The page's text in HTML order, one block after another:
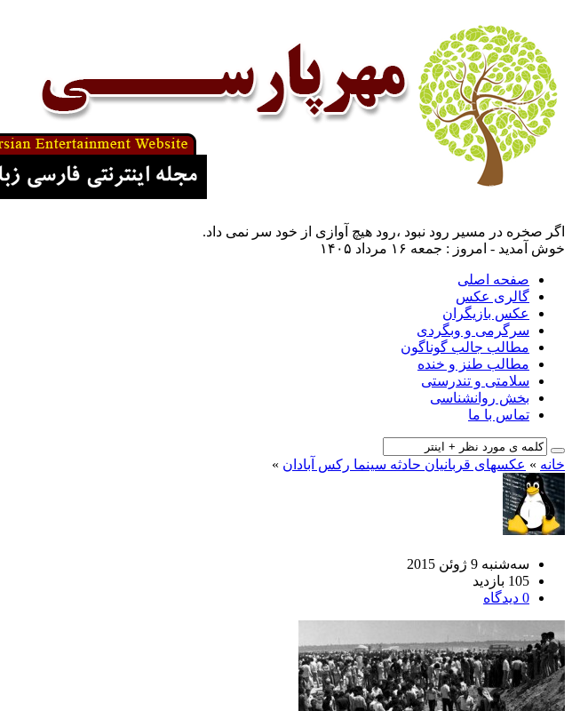
اگر صخره در مسیر رود نبود ،رود هیچ آوازی از خود سر نمی داد.
خوش آمدید - امروز : جمعه ۱۶ مرداد ۱۴۰۵
صفحه اصلی
گالری عکس
عکس بازیگران
سرگرمی و وبگردی
مطالب جالب گوناگون
مطالب طنز و خنده
سلامتی و تندرستی
بخش روانشناسی
تماس با ما
خانه » عکسهای قربانیان حادثه سینما رکس آبادان »
سه‌شنبه 9 ژوئن 2015
105 بازدید
0 دیدگاه